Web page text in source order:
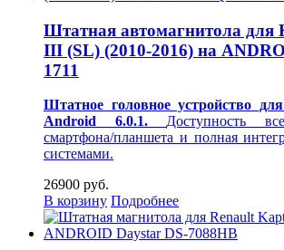
Штатная автомагнитола для
III (SL) (2010-2016) на
1711
Штатное головное устройство
Android 6.0.1. Доступность
смартфона/планшета и полная
системами.
26900 руб.
В корзину Подробнее